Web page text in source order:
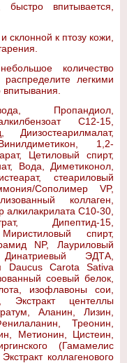
впитывается,
склонной к птозу кожи,
количество
легкими
Пропандиол,
C12-15,
Диизостеарилмалат,
Винилдиметикон, 1,2-
Цетиловый спирт,
Вода, Диметиконол,
стеариловый
Сополимер VP,
коллаген,
C10-30,
Дипептид-15,
спирт,
NP, Лауриловый
ЭДТА,
Daucus Carota Sativa
соевый белок,
изофлавоны сои,
Экстракт центеллы
Аланин, Лизин,
Треонин,
Метионин, Цистеин,
(Гамамелис
коллагенового